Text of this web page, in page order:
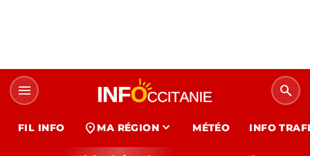
menu search
FIL INFO location_on MA RÉGION expand_more MÉTÉO INFO